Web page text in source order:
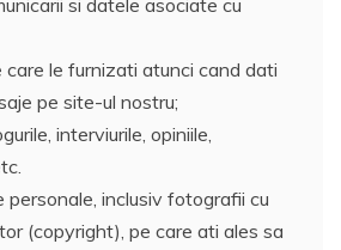
care le furnizati atunci cand dati
pe site-ul nostru;
interviurile, opiniile,
personale, inclusiv fotografii cu
(copyright), pe care ati ales sa